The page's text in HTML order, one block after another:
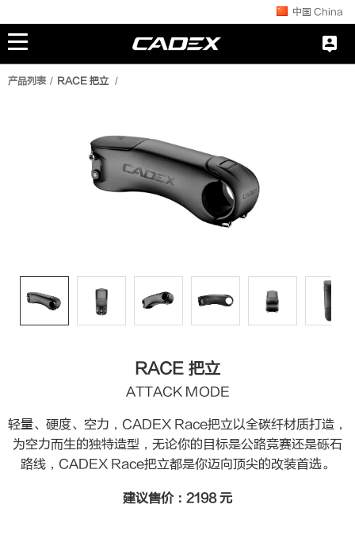
中国 China

产品列表 RACE 把立
RACE 把立
ATTACK MODE
轻量、硬度、空力，CADEX Race把立以全碳纤材质打造，
为空力而生的独特造型，无论你的目标是公路竞赛还是砾石
路线，CADEX Race把立都是你迈向顶尖的改装首选。
建议售价： 2198元